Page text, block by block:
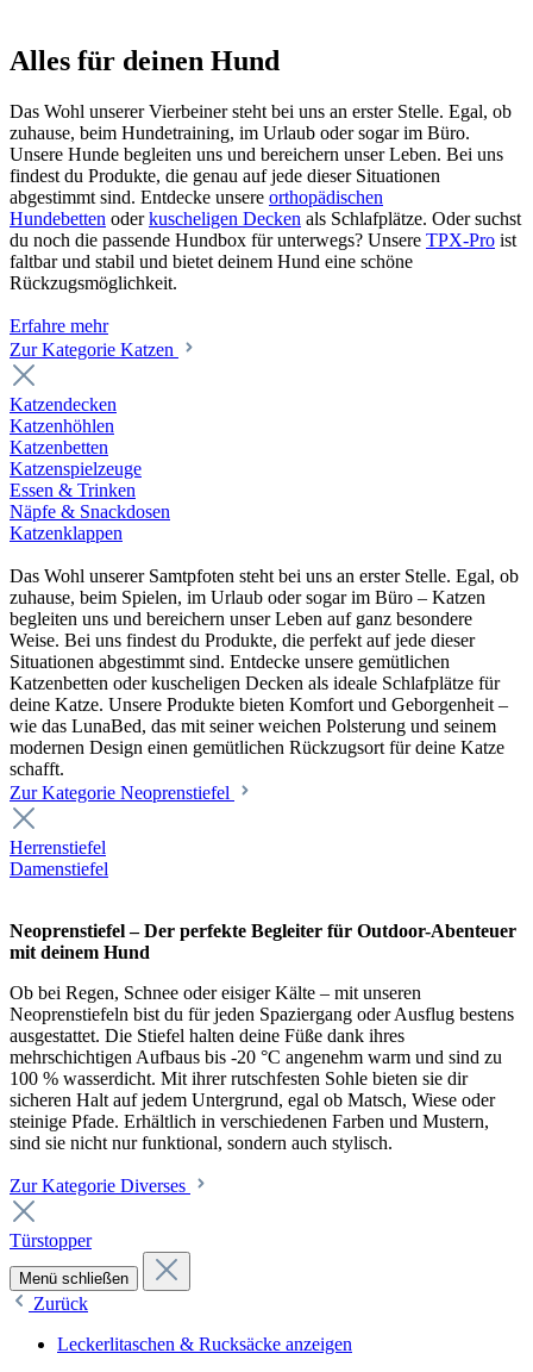
Alles für deinen Hund
Das Wohl unserer Vierbeiner steht bei uns an erster Stelle. Egal, ob
zuhause, beim Hundetraining, im Urlaub oder sogar im Büro.
Unsere Hunde begleiten uns und bereichern unser Leben. Bei uns
findest du Produkte, die genau auf jede dieser Situationen
abgestimmt sind. Entdecke unsere orthopädischen
Hundebetten oderkuscheligen Decken als Schlafplätze. Oder suchst
du noch die passende Hundbox für unterwegs? Unsere TPX-Pro ist
faltbar und stabil und bietet deinem Hund eine schöne
Rückzugsmöglichkeit.
Erfahre mehr
Zur Kategorie Katzen
Katzendecken
Katzenhöhlen
Katzenbetten
Katzenspielzeuge
Essen & Trinken
Näpfe & Snackdosen
Katzenklappen
Das Wohl unserer Samtpfoten steht bei uns an erster Stelle. Egal, ob
zuhause, beim Spielen, im Urlaub oder sogar im Büro – Katzen
begleiten uns und bereichern unser Leben auf ganz besondere
Weise. Bei uns findest du Produkte, die perfekt auf jede dieser
Situationen abgestimmt sind. Entdecke unsere gemütlichen
Katzenbetten oder kuscheligen Decken als ideale Schlafplätze für
deine Katze. Unsere Produkte bieten Komfort und Geborgenheit –
wie das LunaBed, das mit seiner weichen Polsterung und seinem
modernen Design einen gemütlichen Rückzugsort für deine Katze
schafft.
Zur Kategorie Neoprenstiefel
Herrenstiefel
Damenstiefel
Neoprenstiefel – Der perfekte Begleiter für Outdoor-Abenteuer
mit deinem Hund
Ob bei Regen, Schnee oder eisiger Kälte – mit unseren
Neoprenstiefeln bist du für jeden Spaziergang oder Ausflug bestens
ausgestattet. Die Stiefel halten deine Füße dank ihres
mehrschichtigen Aufbaus bis -20 °C angenehm warm und sind zu
100 % wasserdicht. Mit ihrer rutschfesten Sohle bieten sie dir
sicheren Halt auf jedem Untergrund, egal ob Matsch, Wiese oder
steinige Pfade. Erhältlich in verschiedenen Farben und Mustern,
sind sie nicht nur funktional, sondern auch stylisch.
Zur Kategorie Diverses
Türstopper
Menü schließen
Zurück
Leckerlitaschen & Rucksäcke anzeigen